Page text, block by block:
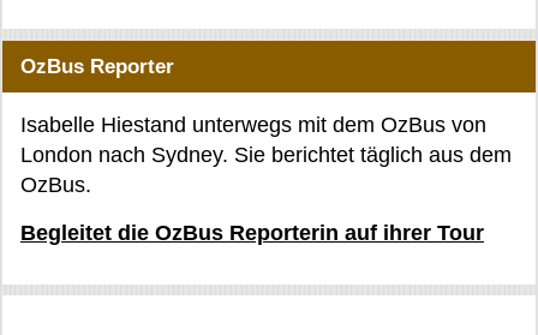
OzBus Reporter
Isabelle Hiestand unterwegs mit dem OzBus von
London nach Sydney. Sie berichtet täglich aus dem
OzBus.
Begleitet die OzBus Reporterin auf ihrer Tour